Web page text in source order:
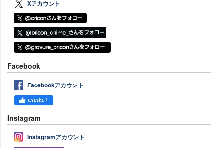
Xアカウント
Facebook
Facebookアカウント
Instagram
Instagramアカウント